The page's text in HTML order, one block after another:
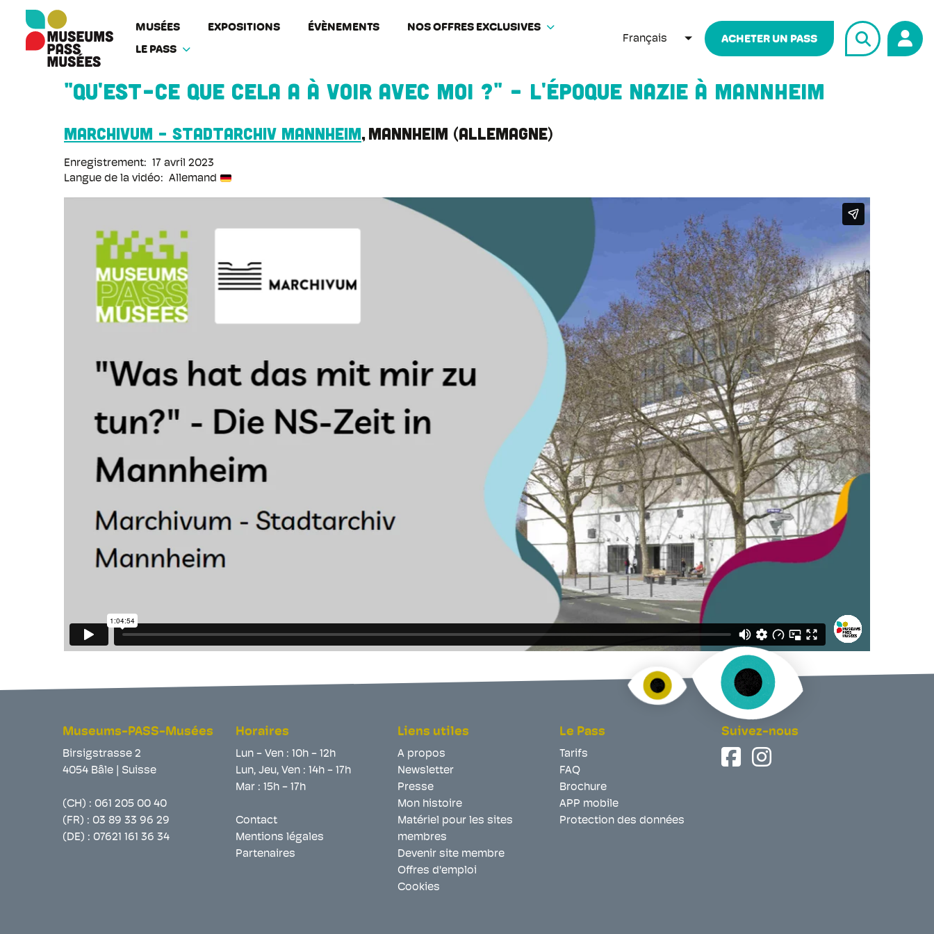
contenu
MUSÉES EXPOSITIONS ÉVÈNEMENTS
NOS OFFRES EXCLUSIVES
LE PASS
Français LISTER LES ACTIONS SUPPLÉMENTAIRES
ACHETER UN PASS
"Qu'est-ce que cela a à voir avec moi ?" - L'époque nazie à Mannheim
Marchivum - Stadtarchiv Mannheim Mannheim Allemagne
Enregistrement
17 avril 2023
Langue de la vidéo
Allemand
distante
Museums-PASS-Musées
Birsigstrasse 2
4054 Bâle | Suisse
(CH) : 061 205 00 40
(FR) : 03 89 33 96 29
(DE) : 07621 161 36 34
Horaires
Lun - Ven : 10h - 12h
Lun, Jeu, Ven : 14h - 17h
Mar : 15h - 17h
Contact
Mentions légales
Partenaires
Liens utiles
A propos
Newsletter
Presse
Mon histoire
Matériel pour les sites
membres
Devenir site membre
Offres d'emploi
Cookies
Le Pass
Tarifs
FAQ
Brochure
APP mobile
Protection des données
Suivez-nous
Panneau de gestion des cookies